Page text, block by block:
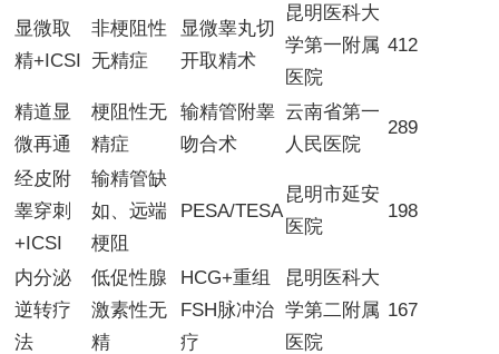
显微取
精+ICSI
非梗阻性
无精症
显微睾丸切
开取精术
昆明医科大
学第一附属
医院
412
精道显
微再通
梗阻性无
精症
输精管附睾
吻合术
云南省第一
人民医院
289
经皮附
睾穿刺
+ICSI
输精管缺
如、远端
梗阻
PESA/TESA
昆明市延安
医院
198
内分泌
逆转疗
法
低促性腺
激素性无
精
HCG+重组
FSH脉冲治
疗
昆明医科大
学第二附属
医院
167